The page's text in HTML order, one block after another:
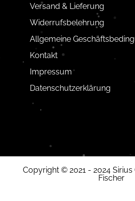
Versand & Lieferung
Widerrufsbelehrung
Allgemeine
Kontakt
Impressum
Datenschutzerklärung
Copyright © 2021 - 2024
Fischer